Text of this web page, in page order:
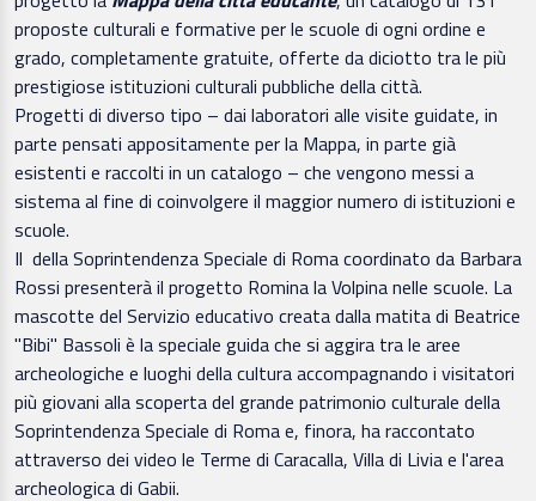
proposte culturali e formative per le scuole di ogni ordine e
grado, completamente gratuite, offerte da diciotto tra le più
prestigiose istituzioni culturali pubbliche della città.
Progetti di diverso tipo – dai laboratori alle visite guidate, in
parte pensati appositamente per la Mappa, in parte già
esistenti e raccolti in un catalogo – che vengono messi a
sistema al fine di coinvolgere il maggior numero di istituzioni e
scuole.
Il della Soprintendenza Speciale di Roma coordinato da Barbara
Rossi presenterà il progetto Romina la Volpina nelle scuole. La
mascotte del Servizio educativo creata dalla matita di Beatrice
"Bibi" Bassoli è la speciale guida che si aggira tra le aree
archeologiche e luoghi della cultura accompagnando i visitatori
più giovani alla scoperta del grande patrimonio culturale della
Soprintendenza Speciale di Roma e, finora, ha raccontato
attraverso dei video le Terme di Caracalla, Villa di Livia e l'area
archeologica di Gabii.